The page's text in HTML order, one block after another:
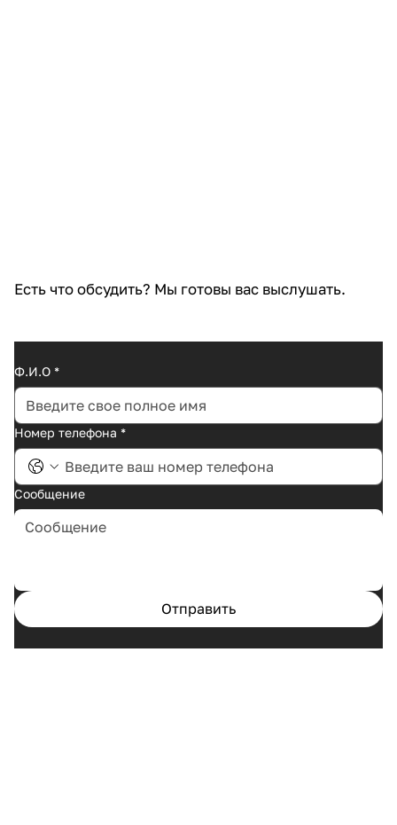
Есть что обсудить? Мы готовы вас выслушать.
Ф.И.O *
Номер телефона *
Сообщение
Отправить